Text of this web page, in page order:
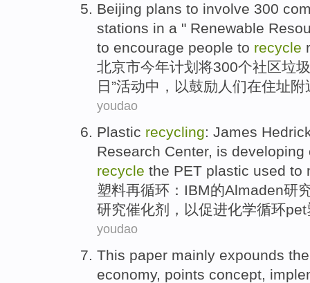
Beijing plans to involve 300
stations in a " Renewable
to encourage people to recycle
北京市今年计划 将300个社区垃圾
日 ”活动中， 以鼓励 人们在住址附
youdao
Plastic recycling: James
Research Center, is developing
recycle the PET plastic used to
塑料再循环 ： IBM的Almaden研
研究催化剂 ，以促进化学循环pet
youdao
This paper mainly expounds
economy, points concept,